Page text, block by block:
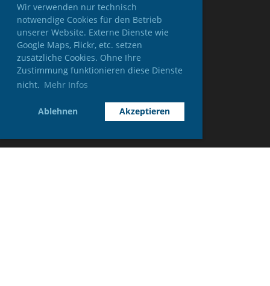
Wir verwenden nur technisch
notwendige Cookies für den Betrieb
unserer Website. Externe Dienste wie
Google Maps, Flickr, etc. setzen
zusätzliche Cookies. Ohne Ihre
Zustimmung funktionieren diese Dienste
nicht. Mehr Infos
Ablehnen Akzeptieren